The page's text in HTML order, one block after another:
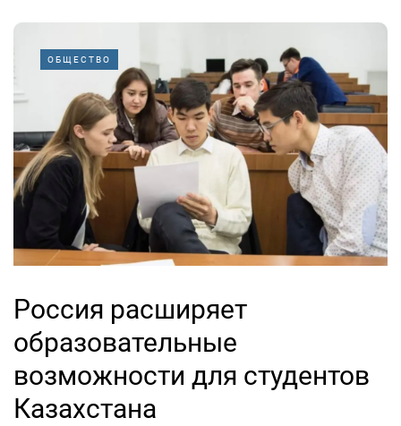
ОБЩЕСТВО
Россия расширяет
образовательные
возможности для студентов
Казахстана